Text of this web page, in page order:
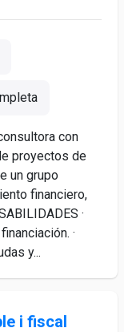
con
proyectos de
un grupo
financiero,
·
·
y...
i fiscal